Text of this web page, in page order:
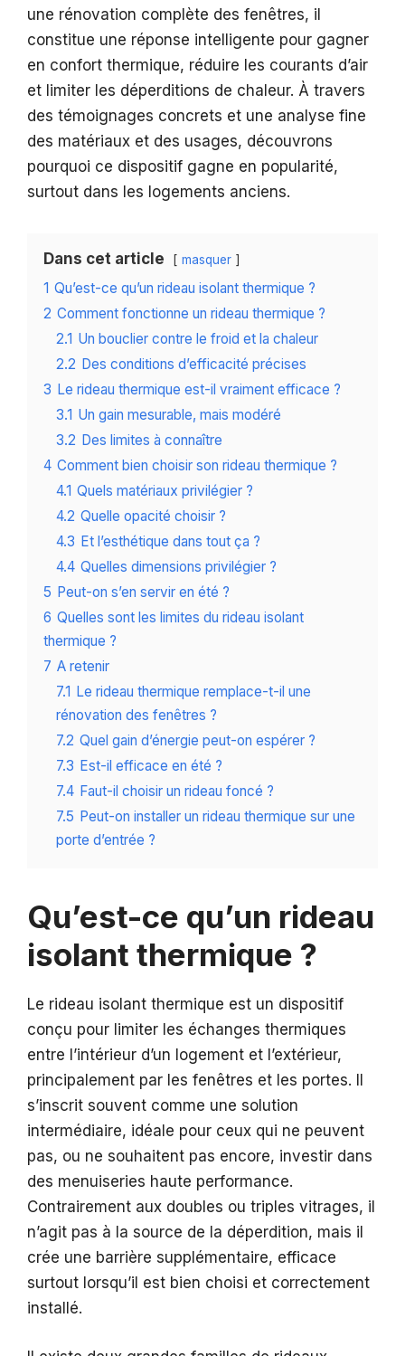
une rénovation complète des fenêtres, il
constitue une réponse intelligente pour gagner
en confort thermique, réduire les courants d’air
et limiter les déperditions de chaleur. À travers
des témoignages concrets et une analyse fine
des matériaux et des usages, découvrons
pourquoi ce dispositif gagne en popularité,
surtout dans les logements anciens.
Dans cet article masquer
1 Qu’est-ce qu’un rideau isolant thermique ?
2 Comment fonctionne un rideau thermique ?
2.1 Un bouclier contre le froid et la chaleur
2.2 Des conditions d’efficacité précises
3 Le rideau thermique est-il vraiment efficace ?
3.1 Un gain mesurable, mais modéré
3.2 Des limites à connaître
4 Comment bien choisir son rideau thermique ?
4.1 Quels matériaux privilégier ?
4.2 Quelle opacité choisir ?
4.3 Et l’esthétique dans tout ça ?
4.4 Quelles dimensions privilégier ?
5 Peut-on s’en servir en été ?
6 Quelles sont les limites du rideau isolant
thermique ?
7 A retenir
7.1 Le rideau thermique remplace-t-il une
rénovation des fenêtres ?
7.2 Quel gain d’énergie peut-on espérer ?
7.3 Est-il efficace en été ?
7.4 Faut-il choisir un rideau foncé ?
7.5 Peut-on installer un rideau thermique sur une
porte d’entrée ?
Qu’est-ce qu’un rideau
isolant thermique ?
Le rideau isolant thermique est un dispositif
conçu pour limiter les échanges thermiques
entre l’intérieur d’un logement et l’extérieur,
principalement par les fenêtres et les portes. Il
s’inscrit souvent comme une solution
intermédiaire, idéale pour ceux qui ne peuvent
pas, ou ne souhaitent pas encore, investir dans
des menuiseries haute performance.
Contrairement aux doubles ou triples vitrages, il
n’agit pas à la source de la déperdition, mais il
crée une barrière supplémentaire, efficace
surtout lorsqu’il est bien choisi et correctement
installé.